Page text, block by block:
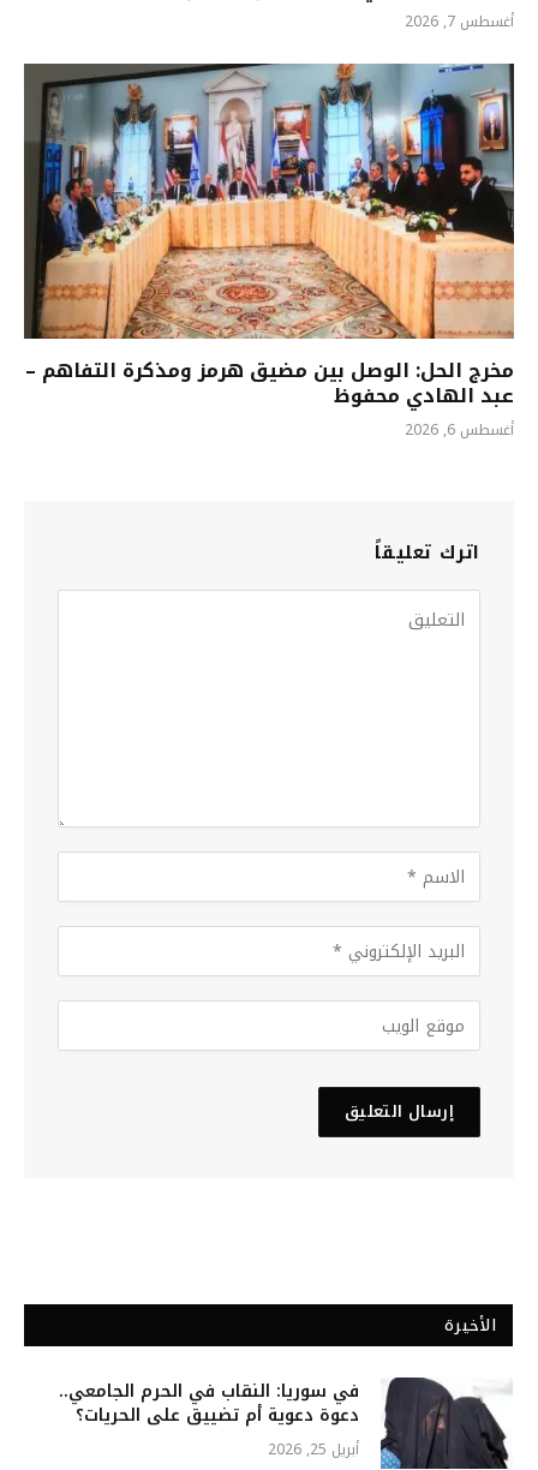
أغسطس 7, 2026
مخرج الحل: الوصل بين مضيق هرمز ومذكرة التفاهم –
عبد الهادي محفوظ
أغسطس 6, 2026
اترك تعليقاً
الأخيرة
في سوريا: النقاب في الحرم الجامعي..
دعوة دعوية أم تضييق على الحريات؟
أبريل 25, 2026